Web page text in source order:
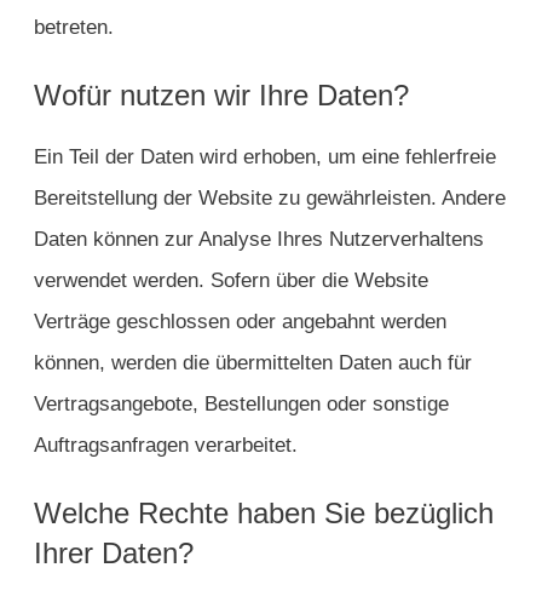
betreten.
Wofür nutzen wir Ihre Daten?
Ein Teil der Daten wird erhoben, um eine fehlerfreie
Bereitstellung der Website zu gewährleisten. Andere
Daten können zur Analyse Ihres Nutzerverhaltens
verwendet werden. Sofern über die Website
Verträge geschlossen oder angebahnt werden
können, werden die übermittelten Daten auch für
Vertragsangebote, Bestellungen oder sonstige
Auftragsanfragen verarbeitet.
Welche Rechte haben Sie bezüglich
Ihrer Daten?